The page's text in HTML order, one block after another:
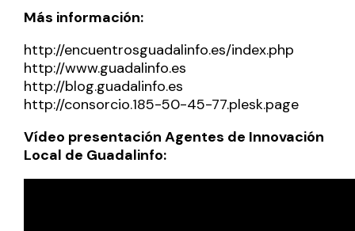
Más información:
http://encuentrosguadalinfo.es/index.php
http://www.guadalinfo.es
http://blog.guadalinfo.es
http://consorcio.185-50-45-77.plesk.page
Vídeo presentación Agentes de Innovación
Local de Guadalinfo: